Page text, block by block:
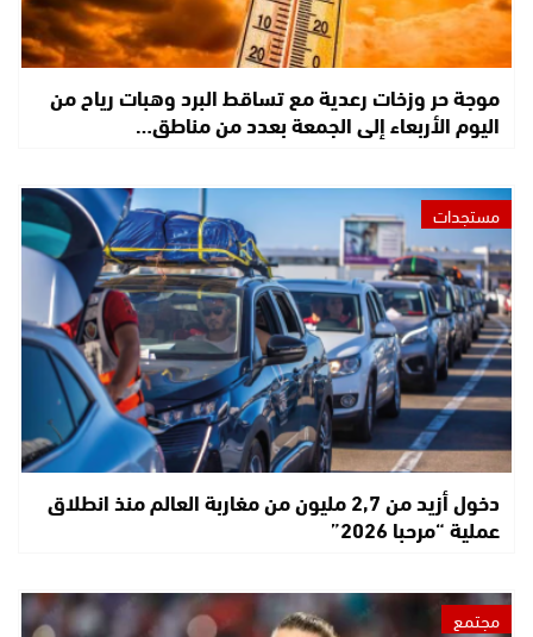
موجة حر وزخات رعدية مع تساقط البرد وهبات رياح من
اليوم الأربعاء إلى الجمعة بعدد من مناطق…
مستجدات
دخول أزيد من 2,7 مليون من مغاربة العالم منذ انطلاق
عملية “مرحبا 2026”
مجتمع